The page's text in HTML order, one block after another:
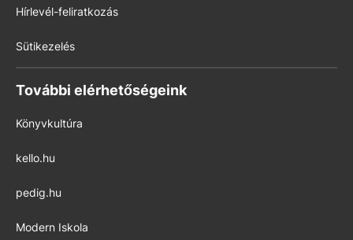
Hírlevél-feliratkozás
Sütikezelés
További elérhetőségeink
Könyvkultúra
kello.hu
pedig.hu
Modern Iskola